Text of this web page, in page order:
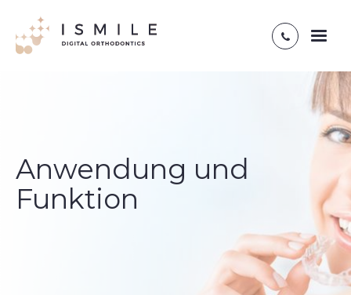
Anwendung und
Funktion